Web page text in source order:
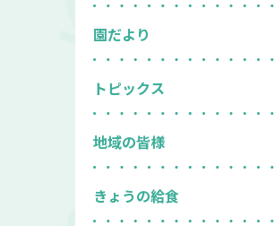
園だより
トピックス
地域の皆様
きょうの給食